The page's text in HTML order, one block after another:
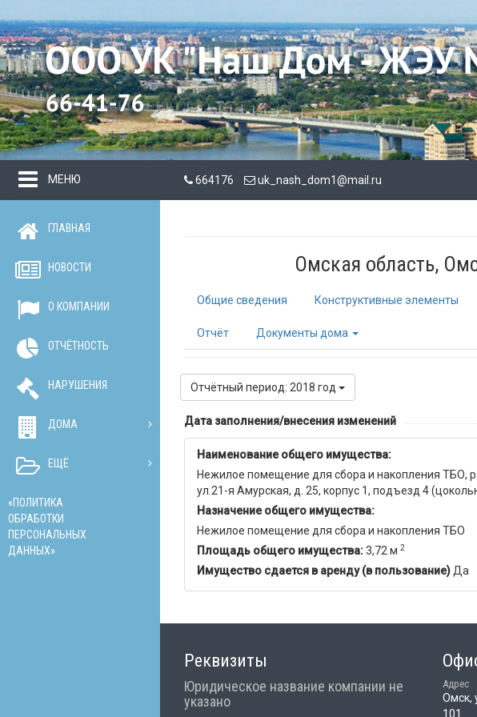
МЕНЮ 664176 uk_nash_dom1@mail.ru
ГЛАВНАЯ
НОВОСТИ
О КОМПАНИИ
ОТЧЁТНОСТЬ
НАРУШЕНИЯ
ДОМА
ЕЩЁ
«ПОЛИТИКА
ОБРАБОТКИ
ПЕРСОНАЛЬНЫХ
ДАННЫХ»
Омская область,
Общие сведения Конструктивные элементы
Отчёт Документы дома
Отчётный период: 2018 год
Дата заполнения/внесения изменений
Наименование общего имущества:
Нежилое помещение для сбора и накопления ТБО,
ул.21-я Амурская, д. 25, корпус 1, подъезд 4
Назначение общего имущества:
Нежилое помещение для сбора и накопления ТБО
Площадь общего имущества:3,72 м 2
Имущество сдается в аренду (в пользование) Да
Реквизиты
Юридическое название компании не
указано
Адрес
Омск,
101